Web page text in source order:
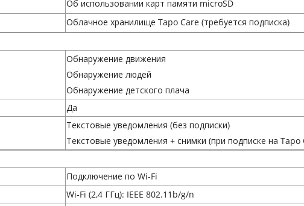
Об использовании карт памяти microSD
Облачное хранилище Tapo Care (требуется подписка)
Обнаружение движения
Обнаружение людей
Обнаружение детского плача
Да
Текстовые уведомления (без подписки)
Текстовые уведомления + cнимки (при подписке на Tapo
Подключение по Wi-Fi
Wi-Fi (2,4 ГГц): IEEE 802.11b/g/n